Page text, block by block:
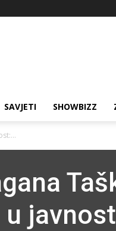
SAVJETI SHOWBIZZ